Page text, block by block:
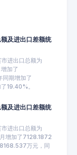
及进出口差额统
进出口总额为
加了
期增加了
19.40%。
及进出口差额统
进出口总额为
增加了7128.1872
万元，同